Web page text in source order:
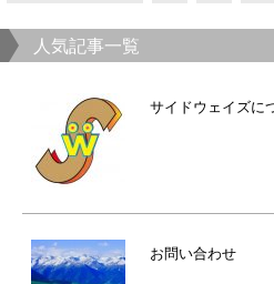
人気記事一覧
サイドウェイズに
お問い合わせ